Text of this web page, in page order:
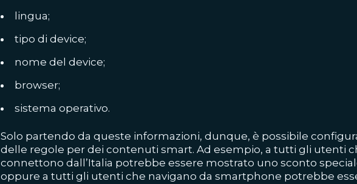
lingua;
tipo di device;
nome del device;
browser;
sistema operativo.
Solo partendo da queste informazioni, dunque, è possibile
delle regole per dei contenuti smart. Ad esempio, a tutti gli utenti
connettono dall’Italia potrebbe essere mostrato uno sconto
oppure a tutti gli utenti che navigano da smartphone potrebbe